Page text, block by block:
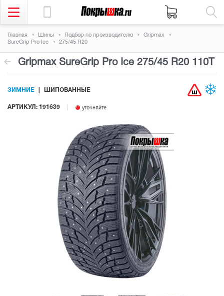
Главная Шины Подбор по производителю
Gripmax
SureGrip Pro Ice
275/45 R20
Gripmax SureGrip Pro Ice 275/45 R20 110T
АРТИКУЛ: 191639 уточняйте
ЗИМНИЕ ШИПОВАННЫЕ